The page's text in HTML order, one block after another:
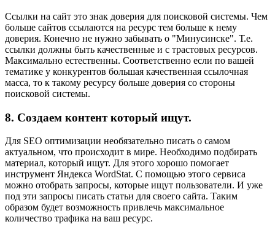
Ссылки на сайт это знак доверия для поисковой системы. Чем
больше сайтов ссылаются на ресурс тем больше к нему
доверия. Конечно не нужно забывать о "Минусинске". Т.е.
ссылки должны быть качественные и с трастовых ресурсов.
Максимально естественны. Соответственно если по вашей
тематике у конкурентов большая качественная ссылочная
масса, то к такому ресурсу больше доверия со стороны
поисковой системы.
8. Создаем контент который ищут.
Для SEO оптимизации необязательно писать о самом
актуальном, что происходит в мире. Необходимо подбирать
материал, который ищут. Для этого хорошо помогает
инструмент Яндекса WordStat. С помощью этого сервиса
можно отобрать запросы, которые ищут пользователи. И уже
под эти запросы писать статьи для своего сайта. Таким
образом будет возможность привлечь максимальное
количество трафика на ваш ресурс.